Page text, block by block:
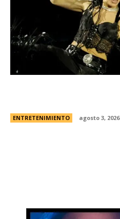
ENTRETENIMIENTO agosto 3, 2026